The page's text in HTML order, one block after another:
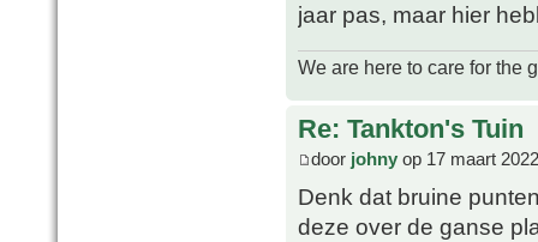
jaar pas, maar hier
We are here to care for the
Re: Tankton's Tuin
door johny op 17 maart
Denk dat bruine
deze over de ganse